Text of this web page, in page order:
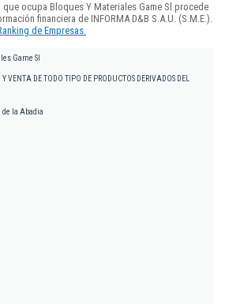
ocupa Bloques Y Materiales Game Sl procede
financiera de INFORMA D&B S.A.U. (S.M.E.).
de Empresas.
Game Sl
VENTA DE TODO TIPO DE PRODUCTOS DERIVADOS DEL
la Abadia